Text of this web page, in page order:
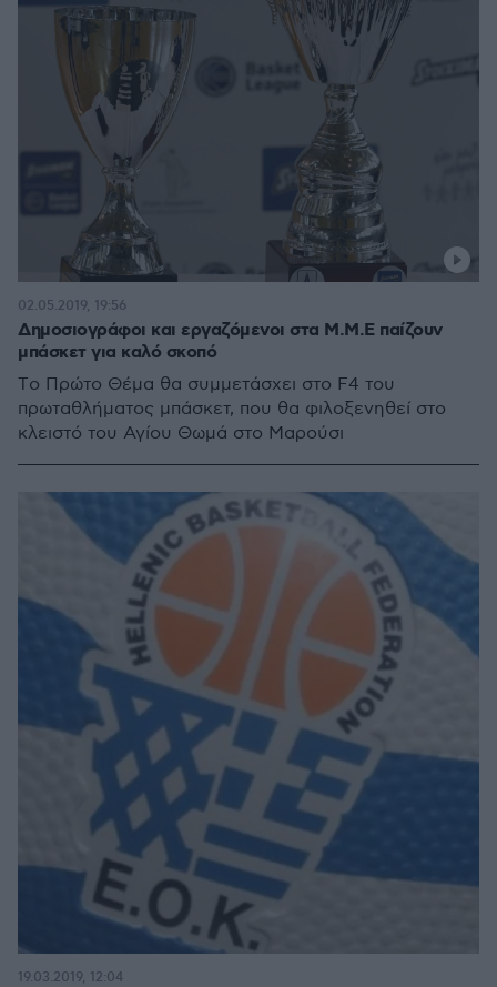
Δημοσιογράφοι και εργαζόμενοι στα Μ.Μ.Ε παίζουν
μπάσκετ για καλό σκοπό
Tο Πρώτο Θέμα θα συμμετάσχει στο F4 του
πρωταθλήματος μπάσκετ, που θα φιλοξενηθεί στο
κλειστό του Αγίου Θωμά στο Μαρούσι
02.05.2019, 19:56
19.03.2019, 12:04